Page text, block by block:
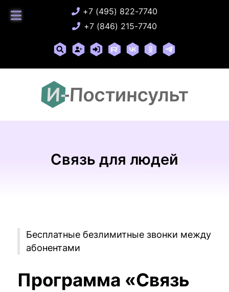
+7 (495) 822-7740
+7 (846) 215-7740
Связь для людей
Бесплатные безлимитные звонки между
абонентами
Программа «Связь